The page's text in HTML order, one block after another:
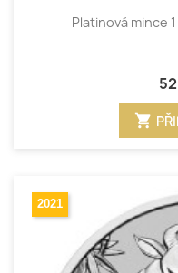
Platinová mince
shopping_cart
2021